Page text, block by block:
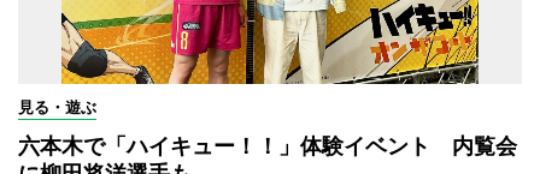
見る・遊ぶ
六本木で「ハイキュー！！」体験イベント 内覧会